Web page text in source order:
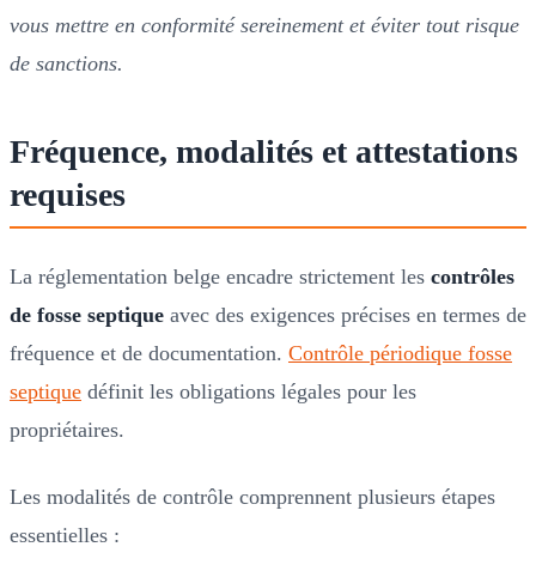
vous mettre en conformité sereinement et éviter tout risque
de sanctions.
Fréquence, modalités et attestations
requises
La réglementation belge encadre strictement les contrôles
de fosse septique avec des exigences précises en termes de
fréquence et de documentation. Contrôle périodique fosse
septique définit les obligations légales pour les
propriétaires.
Les modalités de contrôle comprennent plusieurs étapes
essentielles :